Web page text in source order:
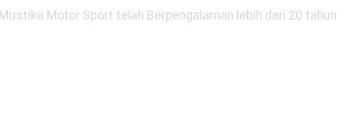
Mustika Motor Sport telah Berpengalaman lebih dari 20 tahun